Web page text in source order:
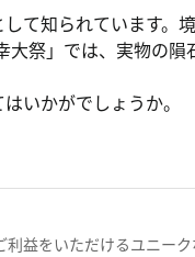
て知られています。
祭」では、実物の隕
いかがでしょうか。
益をいただけるユニー